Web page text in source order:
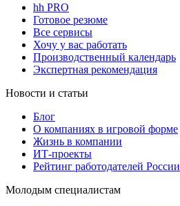
hh PRO
Готовое резюме
Все сервисы
Хочу у вас работать
Производственный календарь
Экспертная рекомендация
Новости и статьи
Блог
О компаниях в игровой форме
Жизнь в компании
ИТ-проекты
Рейтинг работодателей России
Молодым специалистам